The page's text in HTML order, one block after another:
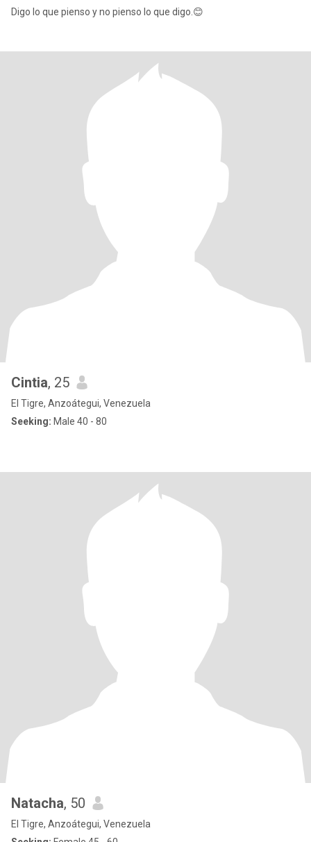
Digo lo que pienso y no pienso lo que digo.😊
Cintia, 25
El Tigre, Anzoátegui, Venezuela
Seeking: Male 40 - 80
Natacha, 50
El Tigre, Anzoátegui, Venezuela